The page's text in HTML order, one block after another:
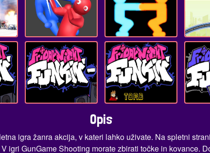
Opis
igra žanra akcija, v kateri lahko uživate. Na spletni
igri GunGame Shooting morate zbirati točke in kovance.